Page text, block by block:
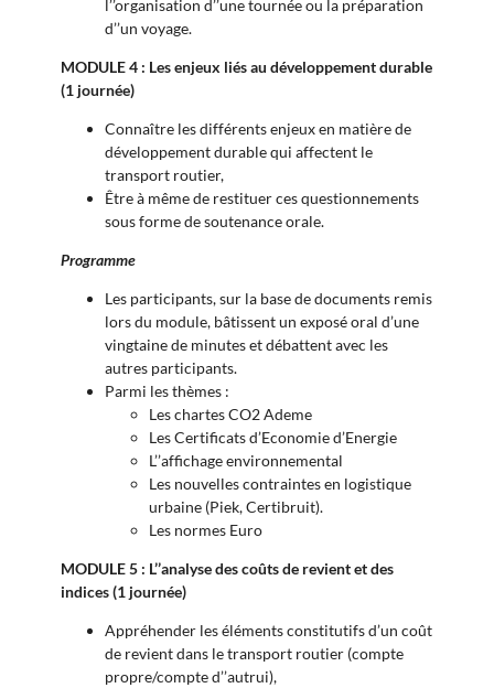
l’’organisation d’’une tournée ou la préparation
d’’un voyage.
MODULE 4 : Les enjeux liés au développement durable
(1 journée)
Connaître les différents enjeux en matière de
développement durable qui affectent le
transport routier,
Être à même de restituer ces questionnements
sous forme de soutenance orale.
Programme
Les participants, sur la base de documents remis
lors du module, bâtissent un exposé oral d’une
vingtaine de minutes et débattent avec les
autres participants.
Parmi les thèmes :
Les chartes CO2 Ademe
Les Certificats d’Economie d’Energie
L’’affichage environnemental
Les nouvelles contraintes en logistique
urbaine (Piek, Certibruit).
Les normes Euro
MODULE 5 : L’’analyse des coûts de revient et des
indices (1 journée)
Appréhender les éléments constitutifs d’un coût
de revient dans le transport routier (compte
propre/compte d’’autrui),